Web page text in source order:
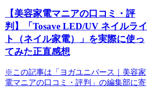
【美容家電マニアの口コミ・評
判】「Tosave LED/UV ネイルライ
ト（ネイル家電）」を実際に使っ
てみた正直感想
※この記事は「ヨガユニバース｜美容家
電マニアの口コミ・評判」の編集部に寄